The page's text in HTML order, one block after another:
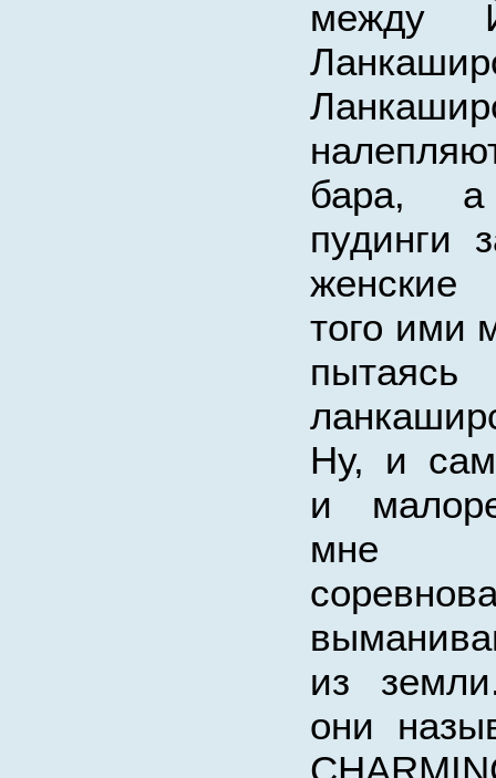
между
бара, а
пудинги
того ими
Ну, и
и
мне
из
они